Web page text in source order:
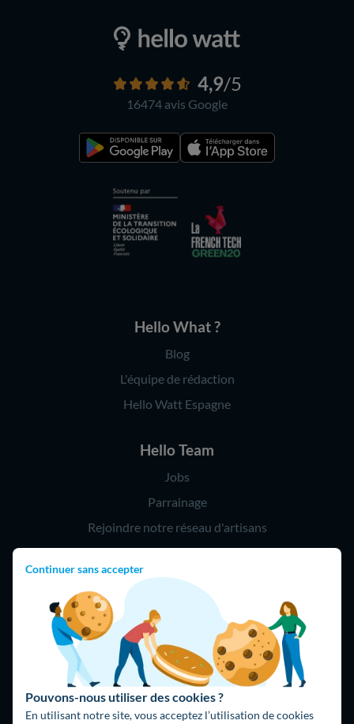
Continuer sans accepter
Pouvons-nous utiliser des cookies ?
En utilisant notre site, vous acceptez l’utilisation de cookies
4,9/5
16474 avis Google
Hello What ?
Blog
L'équipe de rédaction
Hello Watt Espagne
Hello Team
Jobs
Parrainage
Rejoindre notre réseau d'artisans
Hello !
09 75 18 60 60
(8h-21h)
75018 Paris